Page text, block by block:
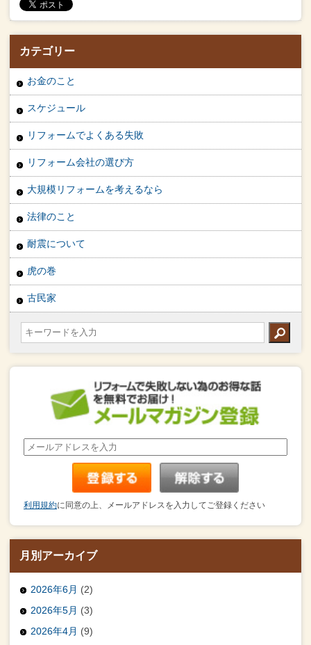
カテゴリー
お金のこと
スケジュール
リフォームでよくある失敗
リフォーム会社の選び方
大規模リフォームを考えるなら
法律のこと
耐震について
虎の巻
古民家
利用規約に同意の上、メールアドレスを入力してご登録ください
月別アーカイブ
2026年6月 (2)
2026年5月 (3)
2026年4月 (9)